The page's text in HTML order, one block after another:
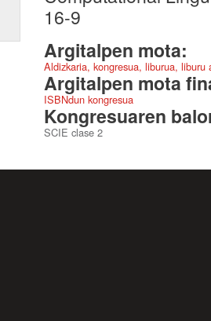
16-9
Argitalpen mota:
Aldizkaria, kongresua, liburua,
Argitalpen mota
ISBNdun kongresua
Kongresuaren
SCIE clase 2